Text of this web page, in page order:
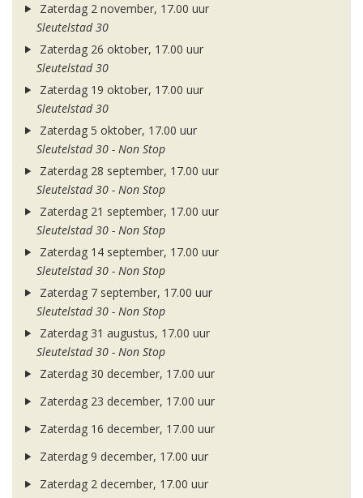
Zaterdag 2 november, 17.00 uur
Sleutelstad 30
Zaterdag 26 oktober, 17.00 uur
Sleutelstad 30
Zaterdag 19 oktober, 17.00 uur
Sleutelstad 30
Zaterdag 5 oktober, 17.00 uur
Sleutelstad 30 - Non Stop
Zaterdag 28 september, 17.00 uur
Sleutelstad 30 - Non Stop
Zaterdag 21 september, 17.00 uur
Sleutelstad 30 - Non Stop
Zaterdag 14 september, 17.00 uur
Sleutelstad 30 - Non Stop
Zaterdag 7 september, 17.00 uur
Sleutelstad 30 - Non Stop
Zaterdag 31 augustus, 17.00 uur
Sleutelstad 30 - Non Stop
Zaterdag 30 december, 17.00 uur
Zaterdag 23 december, 17.00 uur
Zaterdag 16 december, 17.00 uur
Zaterdag 9 december, 17.00 uur
Zaterdag 2 december, 17.00 uur